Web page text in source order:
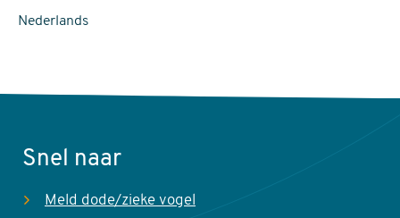
Nederlands
Snel naar
Meld dode/zieke vogel